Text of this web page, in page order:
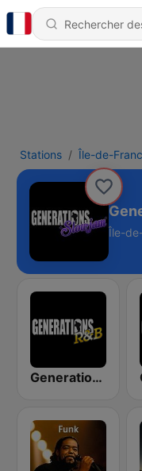
Stations Île-de-
Île-
Generations R&B